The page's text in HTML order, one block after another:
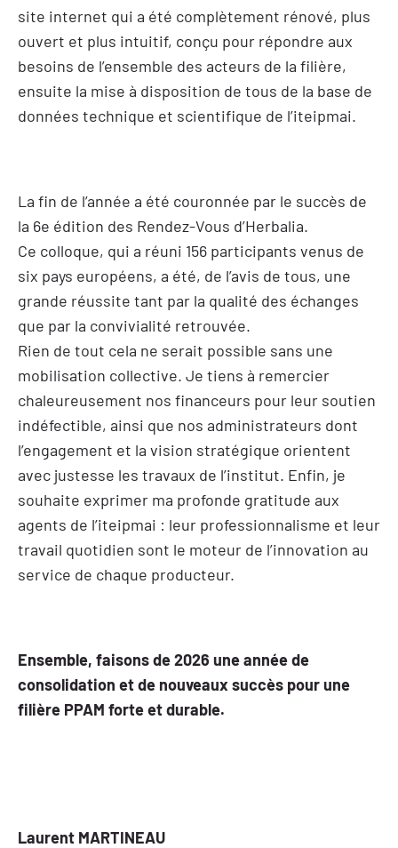
site internet qui a été complètement rénové, plus
ouvert et plus intuitif, conçu pour répondre aux
besoins de l’ensemble des acteurs de la filière,
ensuite la mise à disposition de tous de la base de
données technique et scientifique de l’iteipmai.
La fin de l’année a été couronnée par le succès de
la 6e édition des Rendez-Vous d’Herbalia.
Ce colloque, qui a réuni 156 participants venus de
six pays européens, a été, de l’avis de tous, une
grande réussite tant par la qualité des échanges
que par la convivialité retrouvée.
Rien de tout cela ne serait possible sans une
mobilisation collective. Je tiens à remercier
chaleureusement nos financeurs pour leur soutien
indéfectible, ainsi que nos administrateurs dont
l’engagement et la vision stratégique orientent
avec justesse les travaux de l’institut. Enfin, je
souhaite exprimer ma profonde gratitude aux
agents de l’iteipmai : leur professionnalisme et leur
travail quotidien sont le moteur de l’innovation au
service de chaque producteur.
Ensemble, faisons de 2026 une année de
consolidation et de nouveaux succès pour une
filière PPAM forte et durable.
Laurent MARTINEAU